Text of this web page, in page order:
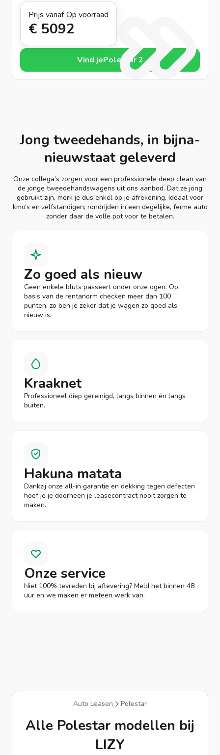
Prijs vanaf
€ 509
Op voorraad
2
Vind jePolestar 2
Jong tweedehands, in bijna-
nieuwstaat geleverd
Onze collega’s zorgen voor een professionele deep clean van
de jonge tweedehandswagens uit ons aanbod. Dat ze jong
gebruikt zijn, merk je dus enkel op je afrekening. Ideaal voor
kmo’s en zelfstandigen; rondrijden in een degelijke, ferme auto
zonder daar de volle pot voor te betalen.
Zo goed als nieuw
Geen enkele bluts passeert onder onze ogen. Op
basis van de rentanorm checken meer dan 100
punten, zo ben je zeker dat je wagen zo goed als
nieuw is.
Kraaknet
Professioneel diep gereinigd, langs binnen én langs
buiten.
Hakuna matata
Dankzij onze all-in garantie en dekking tegen defecten
hoef je je doorheen je leasecontract nooit zorgen te
maken.
Onze service
Niet 100% tevreden bij aflevering? Meld het binnen 48
uur en we maken er meteen werk van.
Auto Leasen Polestar
Alle Polestar modellen bij
LIZY